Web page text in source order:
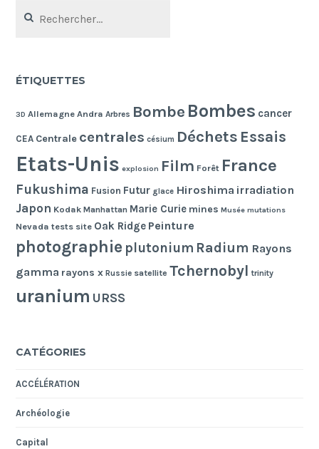
ÉTIQUETTES
3D Allemagne Andra Arbres Bombe Bombes cancer
CEA Centrale centrales césium Déchets Essais
Etats-Unis explosion Film Forêt France
Fukushima Fusion Futur glace Hiroshima irradiation
Japon Kodak Manhattan Marie Curie mines Musée mutations
Nevada tests site Oak Ridge Peinture
photographie plutonium Radium Rayons
gamma rayons x Russie satellite Tchernobyl trinity
uranium URSS
CATÉGORIES
ACCÉLÉRATION
Archéologie
Capital